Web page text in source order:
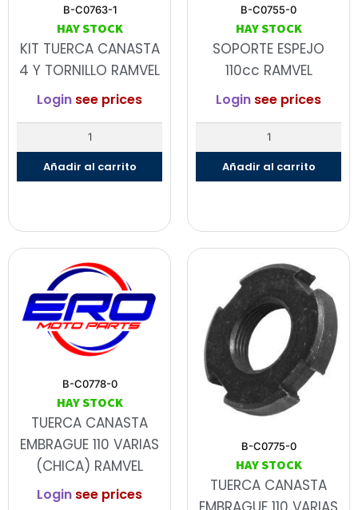
B-C0763-1
HAY STOCK
KIT TUERCA CANASTA
4 Y TORNILLO RAMVEL
Login see prices
Añadir al carrito
B-C0755-0
HAY STOCK
SOPORTE ESPEJO
110cc RAMVEL
Login see prices
Añadir al carrito
B-C0778-0
HAY STOCK
TUERCA CANASTA
EMBRAGUE 110 VARIAS
(CHICA) RAMVEL
Login see prices
B-C0775-0
HAY STOCK
TUERCA CANASTA